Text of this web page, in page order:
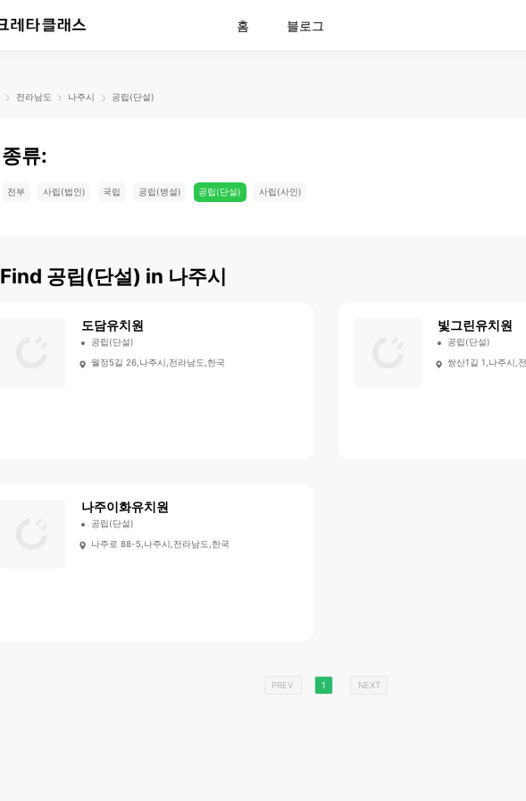
홈 블로그
전라남도 나주시 공립(단설)
종류:
전부 사립(법인) 국립 공립(병설) 공립(단설) 사립(사인)
Find 공립(단설) in 나주시
도담유치원
공립(단설)
월정5길 26,나주시,전라남도,한국
빛그린유치원
공립(단설)
쌍산1길 1,나주시,
나주이화유치원
공립(단설)
나주로 88-5,나주시,전라남도,한국
PREV 1 NEXT